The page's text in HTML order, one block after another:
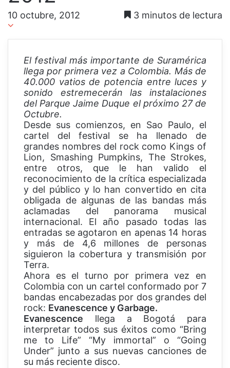
10 octubre, 2012 3 minutos de lectura
El festival más importante de Suramérica
llega por primera vez a Colombia. Más de
40.000 vatios de potencia entre luces y
sonido estremecerán las instalaciones
del Parque Jaime Duque el próximo 27 de
Octubre.
Desde sus comienzos, en Sao Paulo, el
cartel del festival se ha llenado de
grandes nombres del rock como Kings of
Lion, Smashing Pumpkins, The Strokes,
entre otros, que le han valido el
reconocimiento de la crítica especializada
y del público y lo han convertido en cita
obligada de algunas de las bandas más
aclamadas del panorama musical
internacional. El año pasado todas las
entradas se agotaron en apenas 14 horas
y más de 4,6 millones de personas
siguieron la cobertura y transmisión por
Terra.
Ahora es el turno por primera vez en
Colombia con un cartel conformado por 7
bandas encabezadas por dos grandes del
rock: Evanescence y Garbage.
Evanescence llega a Bogotá para
interpretar todos sus éxitos como “Bring
me to Life” “My immortal” o “Going
Under” junto a sus nuevas canciones de
su más reciente disco.